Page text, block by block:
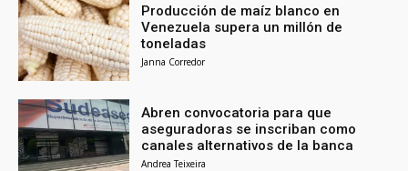
Producción de maíz blanco en
Venezuela supera un millón de
toneladas
Janna Corredor
Abren convocatoria para que
aseguradoras se inscriban como
canales alternativos de la banca
Andrea Teixeira